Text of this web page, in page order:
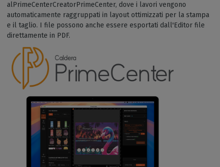
alPrimeCenterCreatorPrimeCenter, dove i lavori vengono
automaticamente raggruppati in layout ottimizzati per la stampa
e il taglio. I file possono anche essere esportati dall'Editor file
direttamente in PDF.